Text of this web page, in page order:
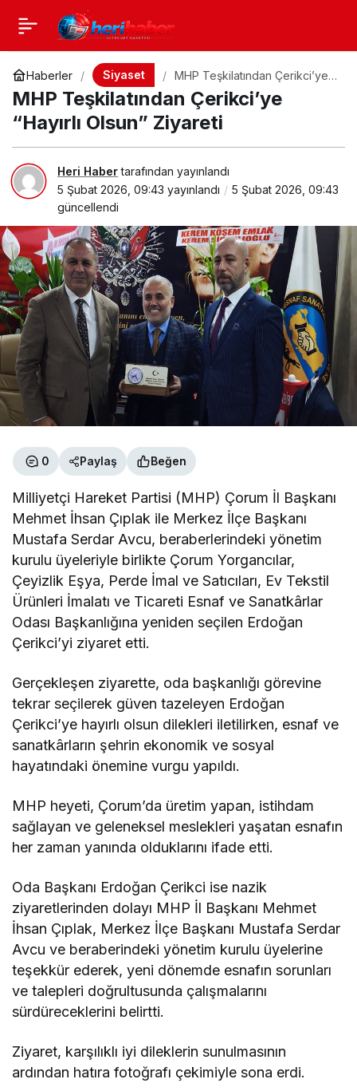
Haberler Siyaset
MHP Teşkilatından Çerikci’ye
“Hayırlı Olsun” Ziyareti
MHP Teşkilatından Çerikci’ye
“Hayırlı Olsun” Ziyareti
Heri Habertarafından yayınlandı
5 Şubat 2026, 09:43 yayınlandı
5 Şubat 2026, 09:43
güncellendi
0 Paylaş Beğen
Milliyetçi Hareket Partisi (MHP) Çorum İl Başkanı
Mehmet İhsan Çıplak ile Merkez İlçe Başkanı
Mustafa Serdar Avcu, beraberlerindeki yönetim
kurulu üyeleriyle birlikte Çorum Yorgancılar,
Çeyizlik Eşya, Perde İmal ve Satıcıları, Ev Tekstil
Ürünleri İmalatı ve Ticareti Esnaf ve Sanatkârlar
Odası Başkanlığına yeniden seçilen Erdoğan
Çerikci’yi ziyaret etti.
Gerçekleşen ziyarette, oda başkanlığı görevine
tekrar seçilerek güven tazeleyen Erdoğan
Çerikci’ye hayırlı olsun dilekleri iletilirken, esnaf ve
sanatkârların şehrin ekonomik ve sosyal
hayatındaki önemine vurgu yapıldı.
MHP heyeti, Çorum’da üretim yapan, istihdam
sağlayan ve geleneksel meslekleri yaşatan esnafın
her zaman yanında olduklarını ifade etti.
Oda Başkanı Erdoğan Çerikci ise nazik
ziyaretlerinden dolayı MHP İl Başkanı Mehmet
İhsan Çıplak, Merkez İlçe Başkanı Mustafa Serdar
Avcu ve beraberindeki yönetim kurulu üyelerine
teşekkür ederek, yeni dönemde esnafın sorunları
ve talepleri doğrultusunda çalışmalarını
sürdüreceklerini belirtti.
Ziyaret, karşılıklı iyi dileklerin sunulmasının
ardından hatıra fotoğrafı çekimiyle sona erdi.